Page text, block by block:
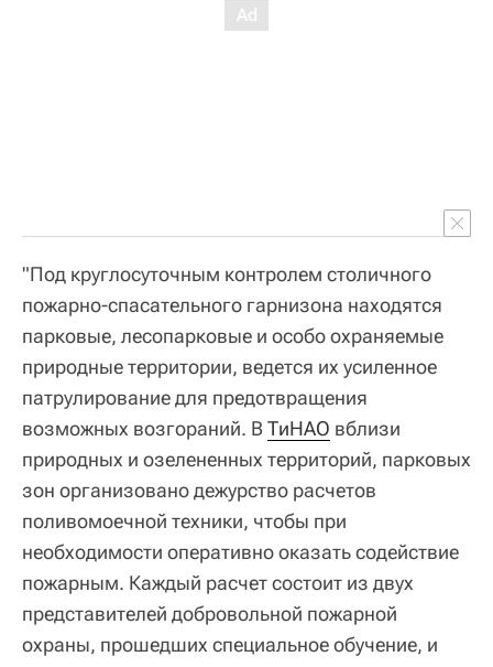
"Под круглосуточным контролем столичного
пожарно-спасательного гарнизона находятся
парковые, лесопарковые и особо охраняемые
природные территории, ведется их усиленное
патрулирование для предотвращения
возможных возгораний. В ТиНАО вблизи
природных и озелененных территорий, парковых
зон организовано дежурство расчетов
поливомоечной техники, чтобы при
необходимости оперативно оказать содействие
пожарным. Каждый расчет состоит из двух
представителей добровольной пожарной
охраны, прошедших специальное обучение, и